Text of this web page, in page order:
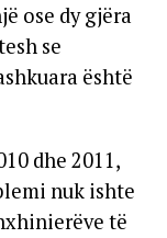
ose dy gjëra
se
është
dhe 2011,
nuk ishte
të